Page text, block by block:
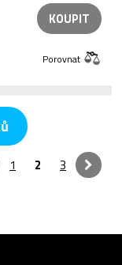
KOUPIT
Porovnat
1 2 3